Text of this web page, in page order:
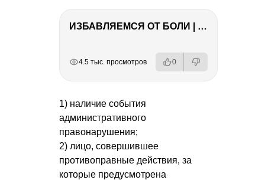
ИЗБАВЛЯЕМСЯ ОТ БОЛИ | Важность режима и питания
4.5 тыс. просмотров 0
1) наличие события
административного
правонарушения;
2) лицо, совершившее
противоправные действия, за
которые предусмотрена